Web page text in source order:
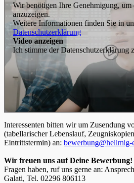
Wir benötigen Ihre Genehmigung, um
anzuzeigen.
Weitere Informationen finden Sie in
Datenschutzerklärung
Video anzeigen
Ich stimme der Datenschutzerklärung
Interessenten bitten wir um Zusendung
(tabellarischer Lebenslauf,
Eintrittstermin) an: bewerbung@hellmig-
Wir freuen uns auf Deine Bewerbung!
Fragen haben, ruf uns gerne an:
Galati, Tel. 02296 806113